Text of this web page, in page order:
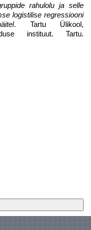
rahulolu ja selle
logistilise regressiooni
. Tartu Ülikool,
instituut. Tartu.